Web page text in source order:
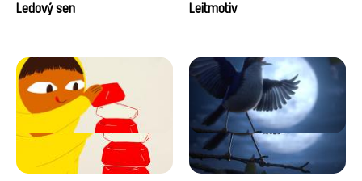
Ledový sen
Jørgensen, Jeanette
Leitmotiv